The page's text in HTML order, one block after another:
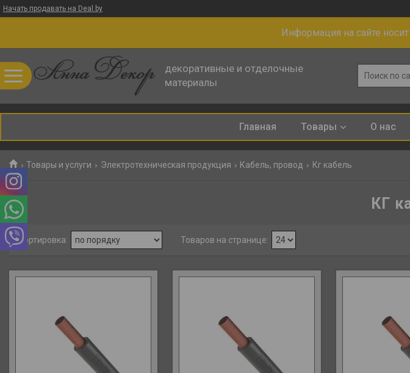
Начать продавать на Deal.by
Информация на сайте
декоративные и отделочные
материалы
Главная Товары О нас
Товары и услуги Электротехническая продукция Кабель, провод Кг кабель
КГ